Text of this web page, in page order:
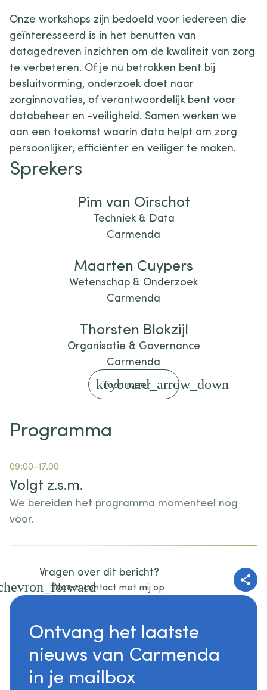
Onze workshops zijn bedoeld voor iedereen die
geïnteresseerd is in het benutten van
datagedreven inzichten om de kwaliteit van zorg
te verbeteren. Of je nu betrokken bent bij
besluitvorming, onderzoek doet naar
zorginnovaties, of verantwoordelijk bent voor
databeheer en -veiligheid. Samen werken we
aan een toekomst waarin data helpt om zorg
persoonlijker, efficiënter en veiliger te maken.
Sprekers
Pim van Oirschot
Techniek & Data
Carmenda
Maarten Cuypers
Wetenschap & Onderzoek
Carmenda
Thorsten Blokzijl
Organisatie & Governance
Carmenda
Toon meer
keyboard_arrow_down
Programma
09:00-17.00
Volgt z.s.m.
We bereiden het programma momenteel nog
voor.
Vragen over dit bericht?
Neem contact met mij op
Ontvang het laatste
nieuws van Carmenda
in je mailbox